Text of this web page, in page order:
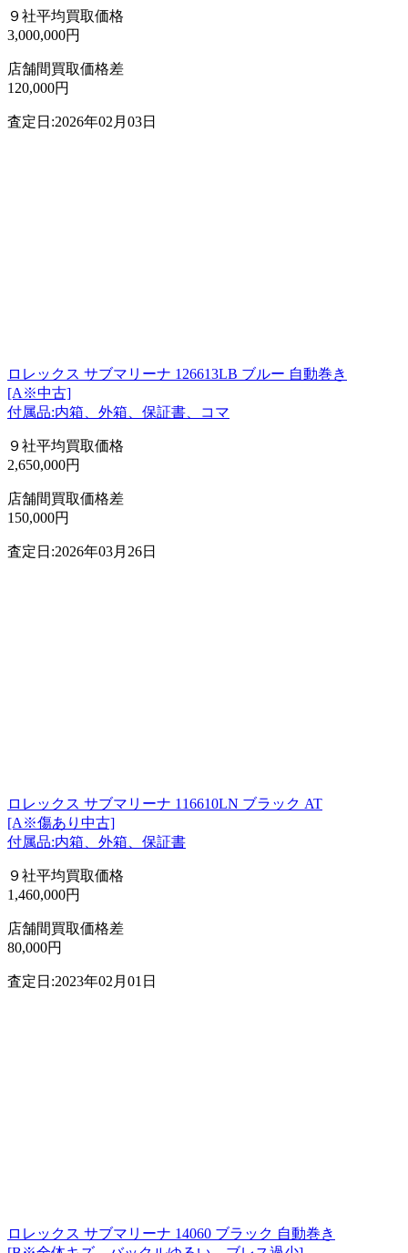
９社平均買取価格
3,000,000円
店舗間買取価格差
120,000円
査定日:2026年02月03日
ロレックス サブマリーナ 126613LB ブルー 自動巻き
[A※中古]
付属品:内箱、外箱、保証書、コマ
９社平均買取価格
2,650,000円
店舗間買取価格差
150,000円
査定日:2026年03月26日
ロレックス サブマリーナ 116610LN ブラック AT
[A※傷あり中古]
付属品:内箱、外箱、保証書
９社平均買取価格
1,460,000円
店舗間買取価格差
80,000円
査定日:2023年02月01日
ロレックス サブマリーナ 14060 ブラック 自動巻き